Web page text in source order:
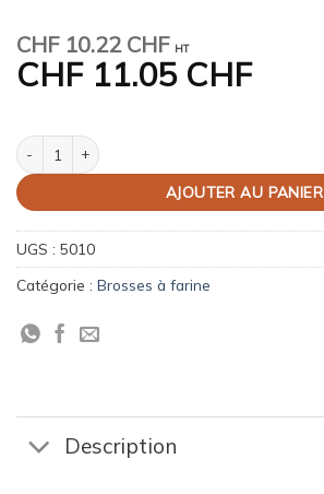
CHF10.22 CHF HT
CHF11.05 CHF
quantité de Brosse à dorer
AJOUTER AU PANIER
UGS : 5010
Catégorie : Brosses à farine
Description